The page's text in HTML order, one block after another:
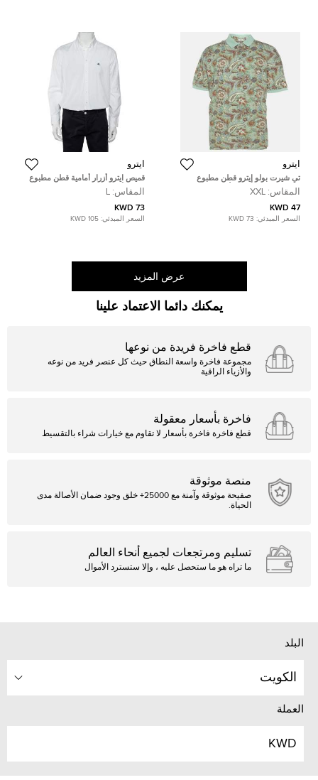
ايترو
تي شيرت بولو إيترو قطن مطبوع
بنقشة بيسلي متعدد الألوان مزدوج
كبير جدا
المقاس: XXL
47 KWD
السعر المبدئي: 73 KWD
ايترو
قميص ايترو أزرار أمامية قطن مطبوع
بايزلي أبيض مقاس كبير (لارج)
المقاس: L
73 KWD
السعر المبدئي: 105 KWD
عرض المزيد
يمكنك دائما الاعتماد علينا
قطع فاخرة فريدة من نوعها
مجموعة فاخرة واسعة النطاق حيث كل عنصر فريد من نوعه
والأزياء الراقية
فاخرة بأسعار معقولة
قطع فاخرة فاخرة بأسعار لا تقاوم مع خيارات شراء بالتقسيط
منصة موثوقة
صفيحة موثوقة وآمنة مع 25000+ خلق وجود ضمان الأصالة مدى
الحياة.
تسليم ومرتجعات لجميع أنحاء العالم
ما تراه هو ما ستحصل عليه ، وإلا ستسترد الأموال
البلد
الكويت
العملة
KWD